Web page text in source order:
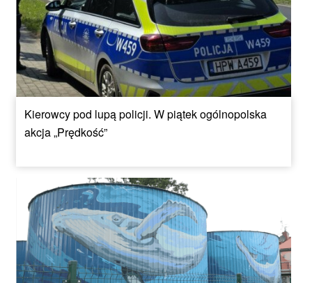
Kierowcy pod lupą policji. W piątek ogólnopolska
akcja „Prędkość”